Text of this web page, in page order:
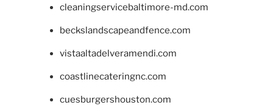
cleaningservicebaltimore-md.com
beckslandscapeandfence.com
vistaaltadelveramendi.com
coastlinecateringnc.com
cuesburgershouston.com